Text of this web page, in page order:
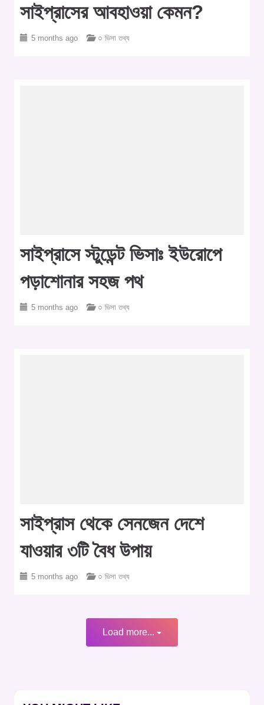
সাইপ্রাসের আবহাওয়া কেমন?
5 months ago ○ ভিসা তথ্য
সাইপ্রাসে স্টুডেন্ট ভিসাঃ ইউরোপে
পড়াশোনার সহজ পথ
5 months ago ○ ভিসা তথ্য
সাইপ্রাস থেকে সেনজেন দেশে
যাওয়ার ৩টি বৈধ উপায়
5 months ago ○ ভিসা তথ্য
Load more...